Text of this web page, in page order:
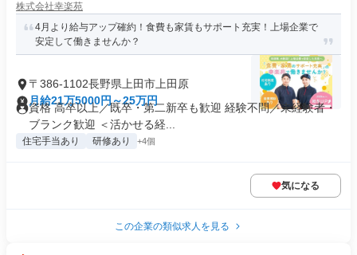
株式会社幸楽苑
4月より給与アップ確約！食費も家賃もサポート充実！上場企業で
安定して働きませんか？
〒386-1102長野県上田市上田原
月給21万5000円～25万円
資格 高卒以上／既卒・第二新卒も歓迎 経験不問／未経験者・
ブランク歓迎 ＜活かせる経...
住宅手当あり 研修あり +4個
気になる
この企業の類似求人を見る